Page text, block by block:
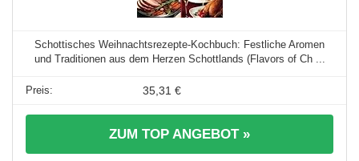
Schottisches Weihnachtsrezepte-Kochbuch: Festliche Aromen
und Traditionen aus dem Herzen Schottlands (Flavors of Ch ...
35,31 €
ZUM TOP ANGEBOT »